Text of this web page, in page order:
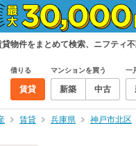
物件をまとめて検索、ニフティ
借りる
賃貸
マンションを買う
新築 中古
一
賃貸 兵庫県 神戸市北区